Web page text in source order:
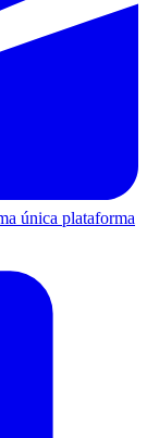
única plataforma